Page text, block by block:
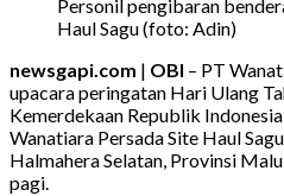
Personil pengibaran
Haul Sagu (foto: Adin)
newsgapi.com | OBI – PT
upacara peringatan Hari Ulang
Kemerdekaan Republik
Wanatiara Persada Site Haul
Halmahera Selatan, Provinsi
pagi.